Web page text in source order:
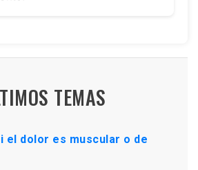
TEMAS
el dolor es muscular o de